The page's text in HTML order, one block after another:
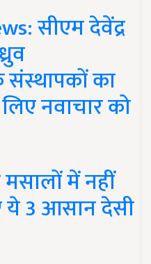
सीएम देवेंद्र
संस्थापकों का
नवाचार को
में नहीं
ये 3 आसान देसी